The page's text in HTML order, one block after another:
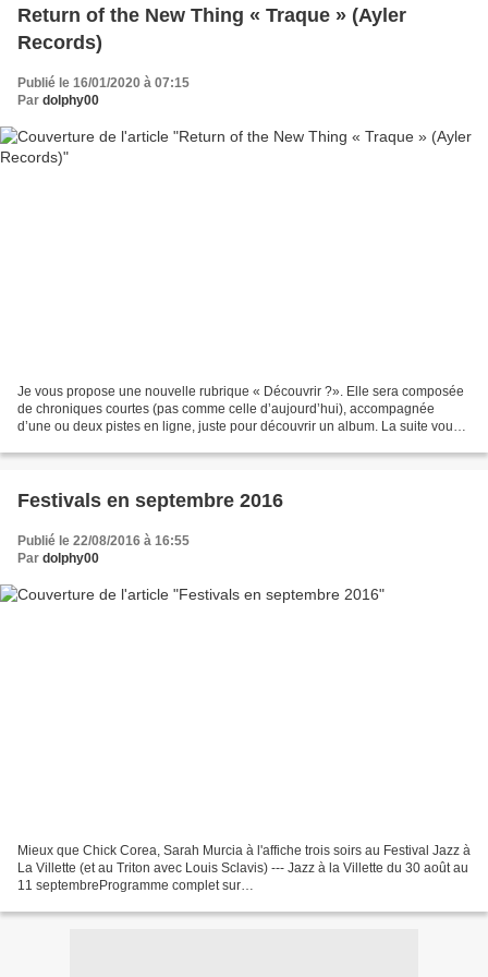
Return of the New Thing « Traque » (Ayler
Records)
Publié le 16/01/2020 à 07:15
Par dolphy00
Je vous propose une nouvelle rubrique « Découvrir ?». Elle sera composée
de chroniques courtes (pas comme celle d’aujourd’hui), accompagnée
d’une ou deux pistes en ligne, juste pour découvrir un album. La suite vous
Festivals en septembre 2016
Publié le 22/08/2016 à 16:55
Par dolphy00
Mieux que Chick Corea, Sarah Murcia à l'affiche trois soirs au Festival Jazz à
La Villette (et au Triton avec Louis Sclavis) --- Jazz à la Villette du 30 août au
11 septembreProgramme complet sur